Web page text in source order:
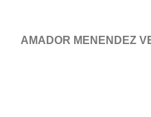
AMADOR MENENDEZ